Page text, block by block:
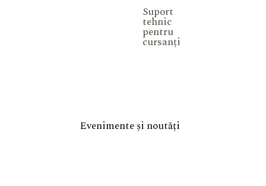
Suport
tehnic
pentru
cursanți
Evenimente și noutăți